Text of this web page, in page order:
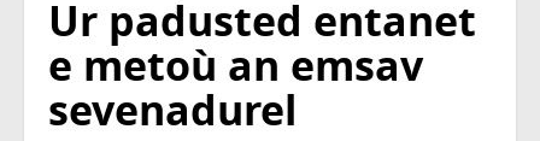
Ur padusted entanet
e metoù an emsav
sevenadurel